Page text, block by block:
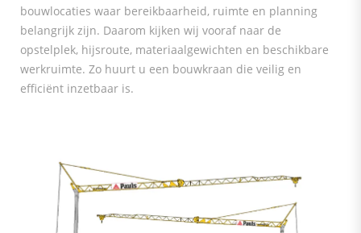
bouwlocaties waar bereikbaarheid, ruimte en planning
belangrijk zijn. Daarom kijken wij vooraf naar de
opstelplek, hijsroute, materiaalgewichten en beschikbare
werkruimte. Zo huurt u een bouwkraan die veilig en
efficiënt inzetbaar is.